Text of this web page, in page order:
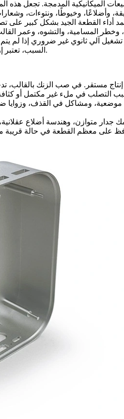
الميكانيكية المدمجة. تجعل
القطعة الجيد بشكل كبير على
وخطر المسامية، والتشوه، وعمر
السبب، تعتبر إرشادات التصميم الفعالة ضرورية لكل من مهندسي المنتج وفرق التوريد.
إنتاج مستقر. في صب الزنك
التصلب في ملء غير مكتمل أو
ومشاكل في القذف، وزوايا
متوازن، وهندسة أضلاع